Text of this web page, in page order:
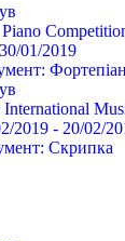
01/2019
2019 - 20/02/
Cкрипка